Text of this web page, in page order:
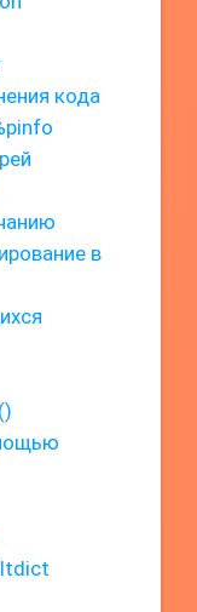
кода
в